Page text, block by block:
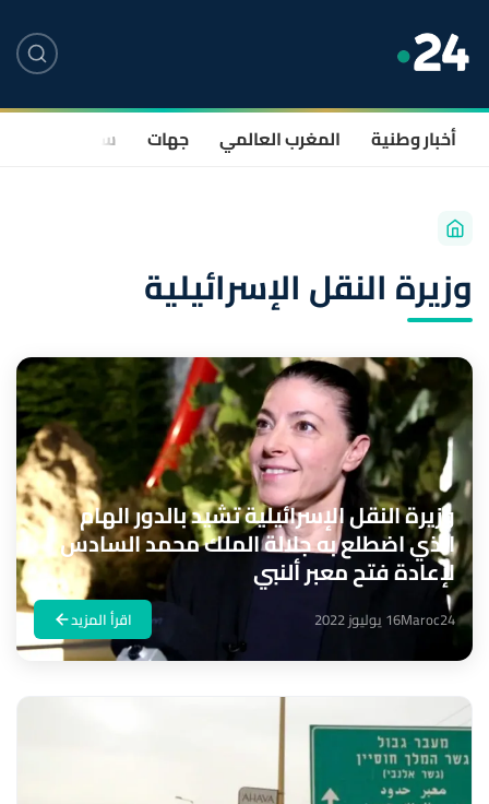
أخبار وطنية المغرب العالمي جهات سياسة
وزيرة النقل الإسرائيلية
وزيرة النقل الإسرائيلية تشيد بالدور الهام
الذي اضطلع به جلالة الملك محمد السادس
لإعادة فتح معبر ألنبي
Maroc2416 يوليوز 2022 اقرأ المزيد